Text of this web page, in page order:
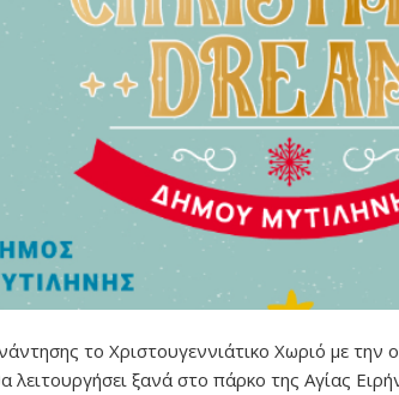
το Χριστουγεννιάτικο Χωριό με την
λειτουργήσει ξανά στο πάρκο της Αγίας